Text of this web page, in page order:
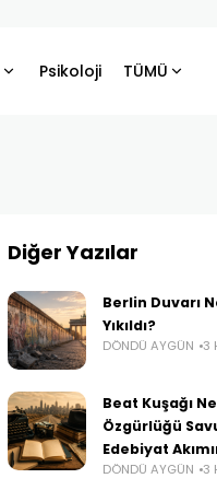
Psikoloji TÜMÜ
Diğer Yazılar
Berlin Duvarı
Yıkıldı?
DÖNDÜ AYGÜN 3
Beat Kuşağı
Özgürlüğü
Edebiyat
DÖNDÜ AYGÜN 3